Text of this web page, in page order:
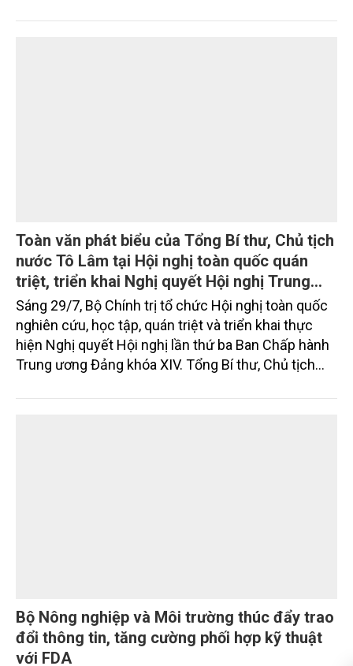
trưởng khá. Diện tích rừng trồng mới và sản lượng
Toàn văn phát biểu của Tổng Bí thư, Chủ tịch
nước Tô Lâm tại Hội nghị toàn quốc quán
triệt, triển khai Nghị quyết Hội nghị Trung
ương 3, khóa XIV
Sáng 29/7, Bộ Chính trị tổ chức Hội nghị toàn quốc
nghiên cứu, học tập, quán triệt và triển khai thực
hiện Nghị quyết Hội nghị lần thứ ba Ban Chấp hành